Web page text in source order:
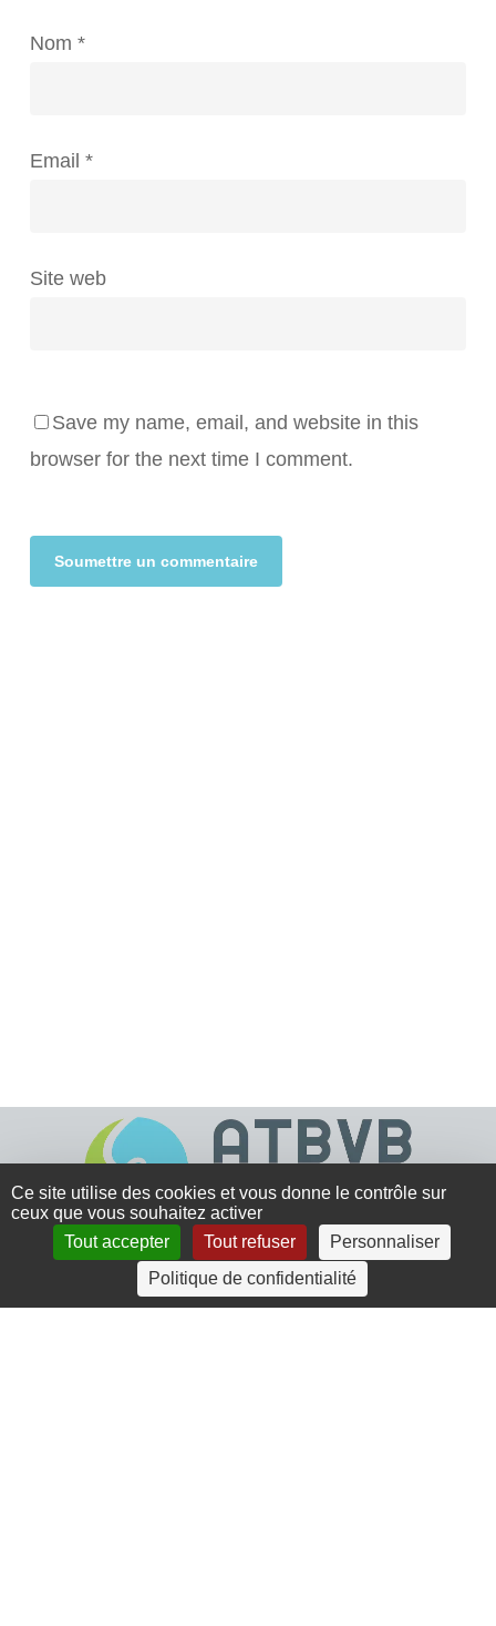
Nom *
Email *
Site web
Save my name, email, and website in this
browser for the next time I comment.
4 rue Crec’h-Ugen
22810 Belle Isle en Terre
Ce site utilise des cookies et vous donne le contrôle sur
ceux que vous souhaitez activer
Tout accepter
Tout refuser
Personnaliser
Politique de confidentialité